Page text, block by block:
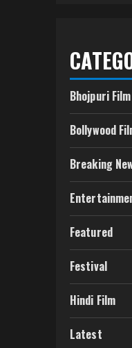
Bhojpuri Film
Bollywood
Breaking
Featured
Festival
Hindi Film
Latest